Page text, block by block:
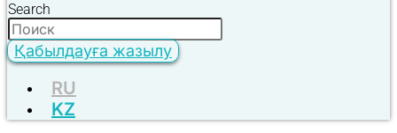
Search
Қабылдауға жазылу
RU
KZ